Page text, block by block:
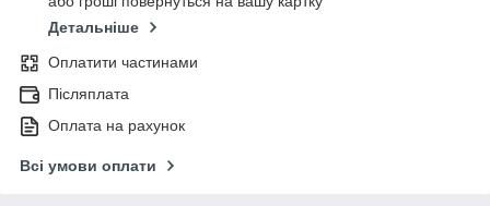
Детальніше
Оплатити частинами
Післяплата
Оплата на рахунок
Всі умови оплати